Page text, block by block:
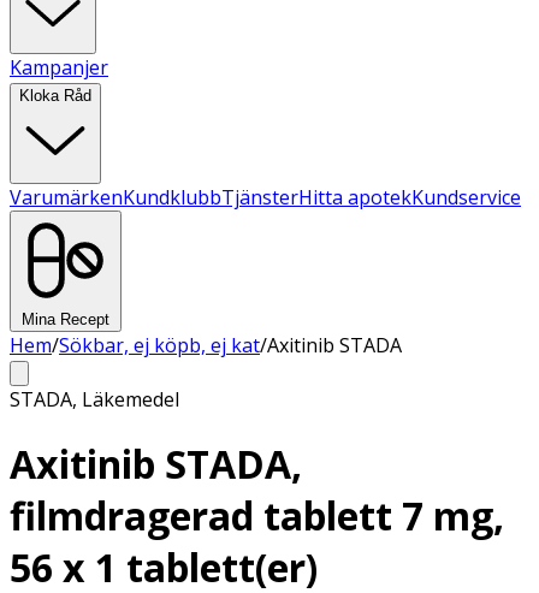
Kampanjer
Kloka Råd
VarumärkenKundklubbTjänsterHitta apotekKundservice
Mina Recept
Hem/Sökbar, ej köpb, ej kat/Axitinib STADA
STADA, Läkemedel
Axitinib STADA,
filmdragerad tablett 7 mg,
56 x 1 tablett(er)